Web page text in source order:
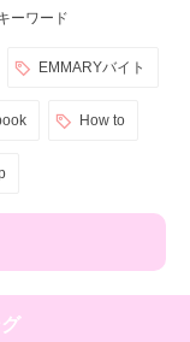
ーワード
EMMARYバイト
How to